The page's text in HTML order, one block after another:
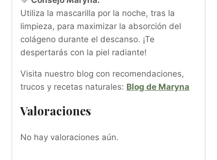
Utiliza la mascarilla por la noche, tras la
limpieza, para maximizar la absorción del
colágeno durante el descanso. ¡Te
despertarás con la piel radiante!
Visita nuestro blog con recomendaciones,
trucos y recetas naturales: Blog de Maryna
Valoraciones
No hay valoraciones aún.